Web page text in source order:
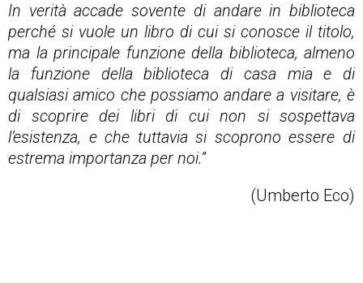
In verità accade sovente di andare in biblioteca
perché si vuole un libro di cui si conosce il titolo,
ma la principale funzione della biblioteca, almeno
la funzione della biblioteca di casa mia e di
qualsiasi amico che possiamo andare a visitare, è
di scoprire dei libri di cui non si sospettava
l’esistenza, e che tuttavia si scoprono essere di
estrema importanza per noi.”
(Umberto Eco)